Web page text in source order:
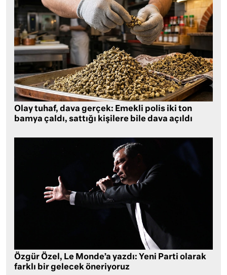
Olay tuhaf, dava gerçek: Emekli polis iki ton
bamya çaldı, sattığı kişilere bile dava açıldı
Özgür Özel, Le Monde’a yazdı: Yeni Parti olarak
farklı bir gelecek öneriyoruz